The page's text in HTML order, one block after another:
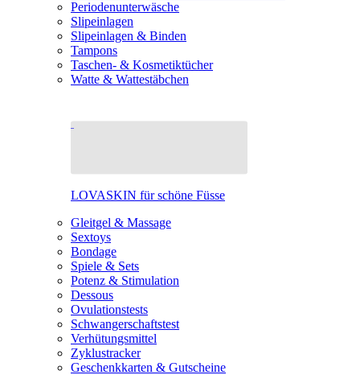
Periodenunterwäsche
Slipeinlagen
Slipeinlagen & Binden
Tampons
Taschen- & Kosmetiktücher
Watte & Wattestäbchen
LOVASKIN für schöne Füsse
Gleitgel & Massage
Sextoys
Bondage
Spiele & Sets
Potenz & Stimulation
Dessous
Ovulationstests
Schwangerschaftstest
Verhütungsmittel
Zyklustracker
Geschenkkarten & Gutscheine